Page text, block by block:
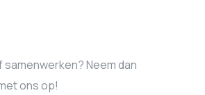
samenwerken? Neem dan
ons op!